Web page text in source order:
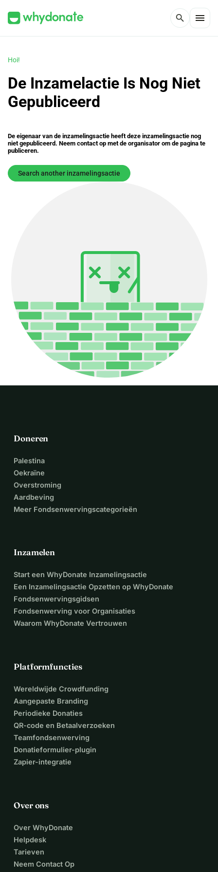
search menu
Hoi!
De Inzamelactie Is Nog Niet
Gepubliceerd
De eigenaar van de inzamelingsactie heeft deze inzamelingsactie nog
niet gepubliceerd. Neem contact op met de organisator om de pagina te
publiceren.
Search another inzamelingsactie
Doneren
Palestina
Oekraïne
Overstroming
Aardbeving
Meer Fondsenwervingscategorieën
Inzamelen
Start een WhyDonate Inzamelingsactie
Een Inzamelingsactie Opzetten op WhyDonate
Fondsenwervingsgidsen
Fondsenwerving voor Organisaties
Waarom WhyDonate Vertrouwen
Platformfuncties
Wereldwijde Crowdfunding
Aangepaste Branding
Periodieke Donaties
QR-code en Betaalverzoeken
Teamfondsenwerving
Donatieformulier-plugin
Zapier-integratie
Over ons
Over WhyDonate
Helpdesk
Tarieven
Neem Contact Op